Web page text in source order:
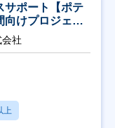
サポート【ポテ
向けプロジェク
社
上